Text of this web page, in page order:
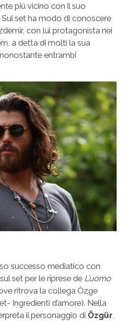
più vicino con il suo
Sul set ha modo di conoscere
con lui protagonista nei
a detta di molti la sua
entrambi
successo mediatico con
set per le riprese de L’uomo
ritrova la collega Özge
Ingredienti d’amore). Nella
il personaggio di Özgür